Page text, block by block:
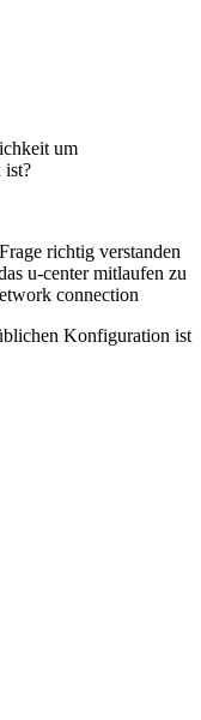
um
ist?
richtig verstanden
u-center mitlaufen zu
connection
Konfiguration ist